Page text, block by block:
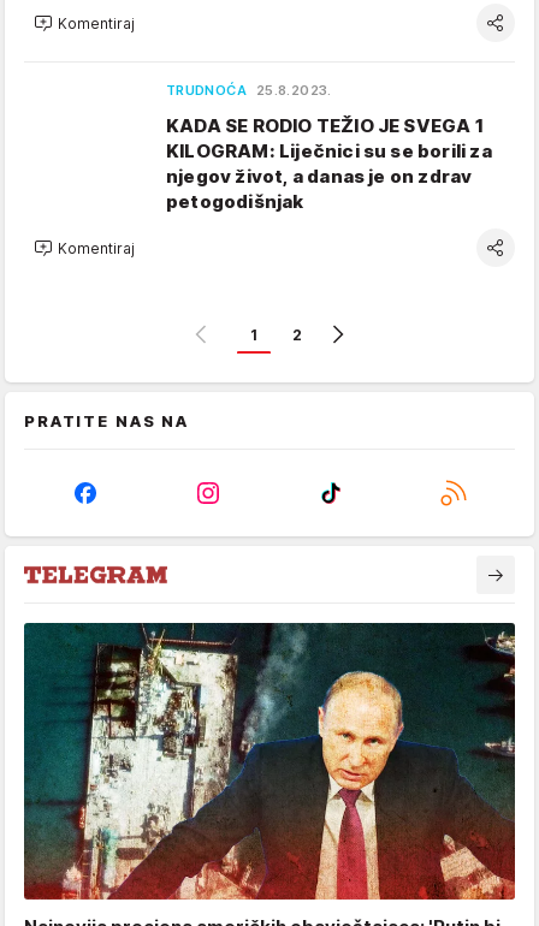
Komentiraj
TRUDNOĆA 25.8.2023.
KADA SE RODIO TEŽIO JE SVEGA 1
KILOGRAM: Liječnici su se borili za
njegov život, a danas je on zdrav
petogodišnjak
Komentiraj
1 2
PRATITE NAS NA